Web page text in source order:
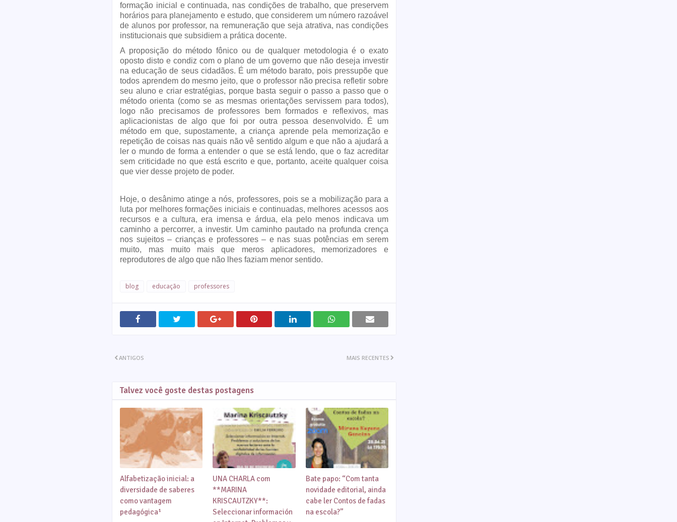
formação inicial e continuada, nas condições de trabalho, que preservem
horários para planejamento e estudo, que considerem um número razoável
de alunos por professor, na remuneração que seja atrativa, nas condições
institucionais que subsidiem a prática docente.
A proposição do método fônico ou de qualquer metodologia é o exato
oposto disto e condiz com o plano de um governo que não deseja investir
na educação de seus cidadãos. É um método barato, pois pressupõe que
todos aprendem do mesmo jeito, que o professor não precisa refletir sobre
seu aluno e criar estratégias, porque basta seguir o passo a passo que o
método orienta (como se as mesmas orientações servissem para todos),
logo não precisamos de professores bem formados e reflexivos, mas
aplicacionistas de algo que foi por outra pessoa desenvolvido. É um
método em que, supostamente, a criança aprende pela memorização e
repetição de coisas nas quais não vê sentido algum e que não a ajudará a
ler o mundo de forma a entender o que se está lendo, que o faz acreditar
sem criticidade no que está escrito e que, portanto, aceite qualquer coisa
que vier desse projeto de poder.
Hoje, o desânimo atinge a nós, professores, pois se a mobilização para a
luta por melhores formações iniciais e continuadas, melhores acessos aos
recursos e a cultura, era imensa e árdua, ela pelo menos indicava um
caminho a percorrer, a investir. Um caminho pautado na profunda crença
nos sujeitos – crianças e professores – e nas suas potências em serem
muito, mas muito mais que meros aplicadores, memorizadores e
reprodutores de algo que não lhes faziam menor sentido.
blog educação professores
MAIS RECENTES
ANTIGOS
Talvez você goste destas postagens
Alfabetização inicial: a
diversidade de saberes
como vantagem
pedagógica¹
UNA CHARLA com
**MARINA
KRISCAUTZKY**:
Seleccionar información
Bate papo: “Com tanta
novidade editorial, ainda
cabe ler Contos de fadas
na escola?”